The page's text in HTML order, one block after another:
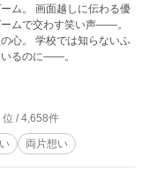
ム。 画面越しに伝わる優
ムで交わす笑い声——。
ないふ
いるのに——。
位 / 4,658件
両片想い